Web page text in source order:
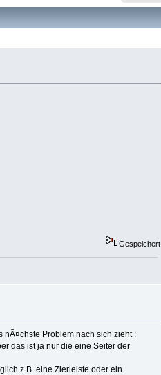
Gespeichert
Problem nach sich zieht :
das ist ja nur die eine Seiter der
z.B. eine Zierleiste oder ein